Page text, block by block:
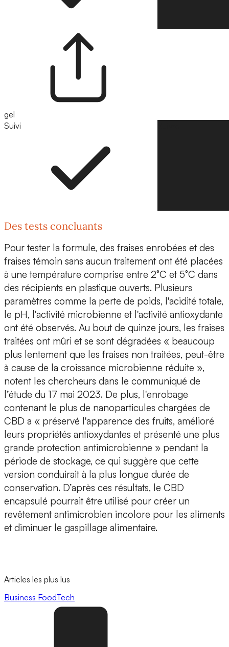
gel
Suivi
Des tests concluants
Pour tester la formule, des fraises enrobées et des
fraises témoin sans aucun traitement ont été placées
à une température comprise entre 2°C et 5°C dans
des récipients en plastique ouverts. Plusieurs
paramètres comme la perte de poids, l'acidité totale,
le pH, l'activité microbienne et l'activité antioxydante
ont été observés. Au bout de quinze jours, les fraises
traitées ont mûri et se sont dégradées « beaucoup
plus lentement que les fraises non traitées, peut-être
à cause de la croissance microbienne réduite »,
notent les chercheurs dans le communiqué de
l’étude du 17 mai 2023. De plus, l'enrobage
contenant le plus de nanoparticules chargées de
CBD a « préservé l'apparence des fruits, amélioré
leurs propriétés antioxydantes et présenté une plus
grande protection antimicrobienne » pendant la
période de stockage, ce qui suggère que cette
version conduirait à la plus longue durée de
conservation. D’après ces résultats, le CBD
encapsulé pourrait être utilisé pour créer un
revêtement antimicrobien incolore pour les aliments
et diminuer le gaspillage alimentaire.
Articles les plus lus
Business FoodTech